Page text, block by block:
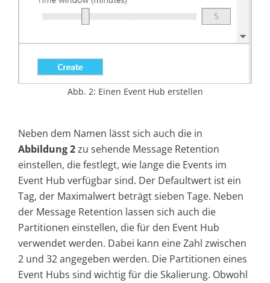
Abb. 2: Einen Event Hub erstellen
Neben dem Namen lässt sich auch die in
Abbildung 2zu sehende Message Retention
einstellen, die festlegt, wie lange die Events im
Event Hub verfügbar sind. Der Defaultwert ist ein
Tag, der Maximalwert beträgt sieben Tage. Neben
der Message Retention lassen sich auch die
Partitionen einstellen, die für den Event Hub
verwendet werden. Dabei kann eine Zahl zwischen
2 und 32 angegeben werden. Die Partitionen eines
Event Hubs sind wichtig für die Skalierung. Obwohl